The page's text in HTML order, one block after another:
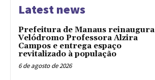
Latest news
Prefeitura de Manaus reinaugura
Velódromo Professora Alzira
Campos e entrega espaço
revitalizado à população
6 de agosto de 2026